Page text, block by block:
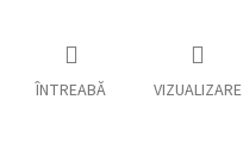
ÎNTREABĂ VIZUALIZARE